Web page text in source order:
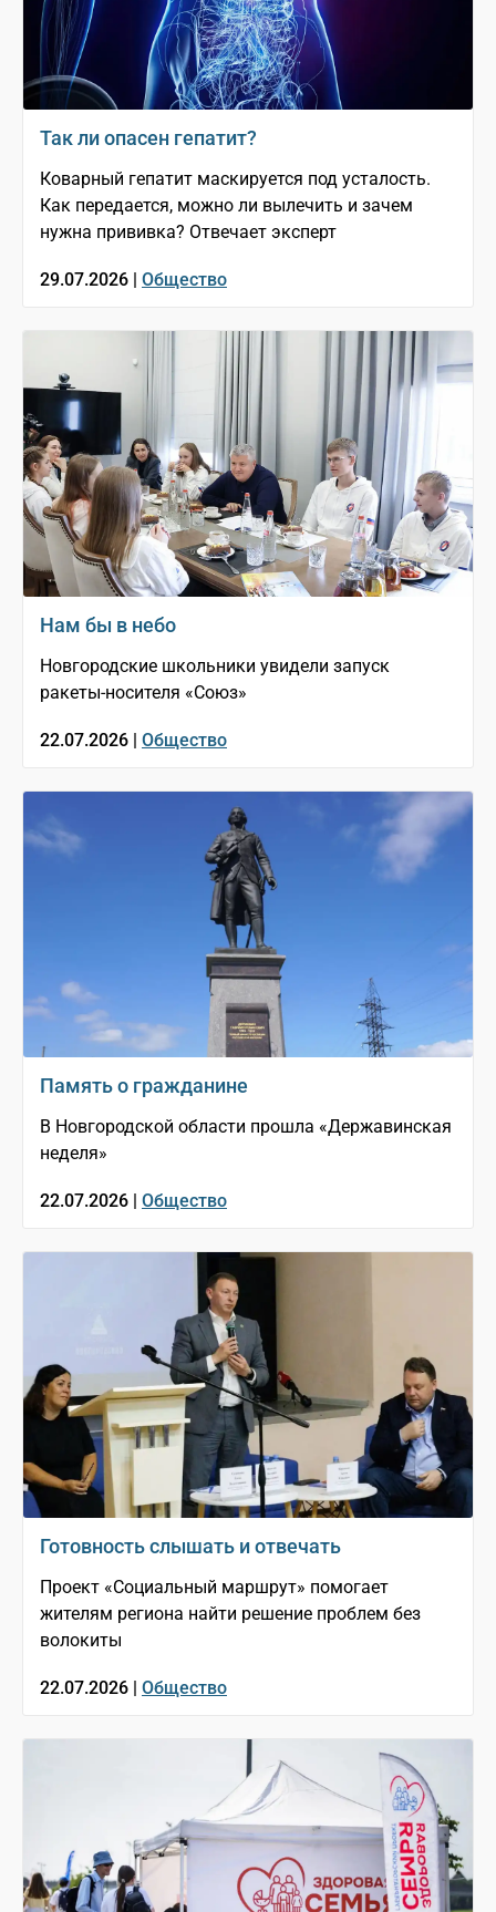
Так ли опасен гепатит?
Коварный гепатит маскируется под усталость.
Как передается, можно ли вылечить и зачем
нужна прививка? Отвечает эксперт
29.07.2026 | Общество
Нам бы в небо
Новгородские школьники увидели запуск
ракеты-носителя «Союз»
22.07.2026 | Общество
Память о гражданине
В Новгородской области прошла «Державинская
неделя»
22.07.2026 | Общество
Готовность слышать и отвечать
Проект «Социальный маршрут» помогает
жителям региона найти решение проблем без
волокиты
22.07.2026 | Общество